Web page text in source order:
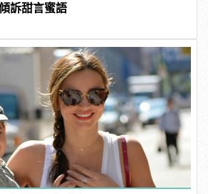
訴甜言蜜語